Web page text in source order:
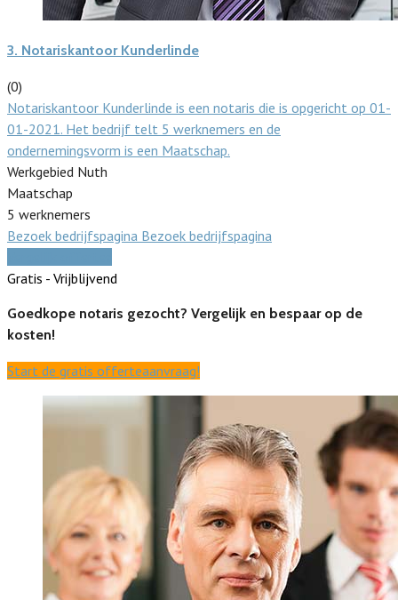
3. Notariskantoor Kunderlinde
(0)
Notariskantoor Kunderlinde is een notaris die is opgericht op 01-
01-2021. Het bedrijf telt 5 werknemers en de
ondernemingsvorm is een Maatschap.
Werkgebied Nuth
Maatschap
5 werknemers
Bezoek bedrijfspagina Bezoek bedrijfspagina
Gratis - Vrijblijvend
Goedkope notaris gezocht? Vergelijk en bespaar op de
kosten!
Start de gratis offerteaanvraag!